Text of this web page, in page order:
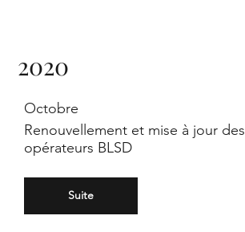
2020
Octobre
Renouvellement et mise à jour des
opérateurs BLSD
Suite
3